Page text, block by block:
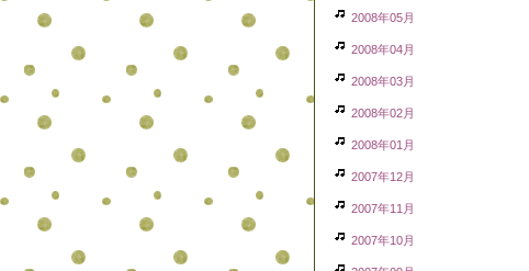
2008年05月
2008年04月
2008年03月
2008年02月
2008年01月
2007年12月
2007年11月
2007年10月